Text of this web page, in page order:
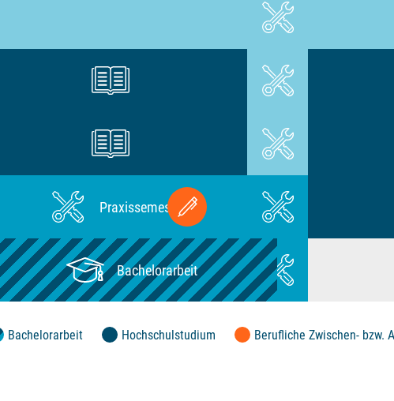
Bachelorarbeit Hochschulstudium Berufliche Zwischen- bzw.